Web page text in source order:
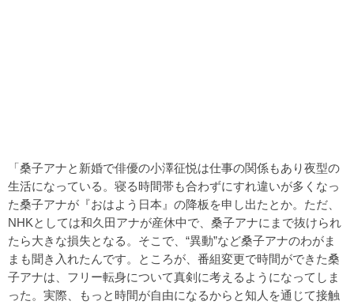
「桑子アナと新婚で俳優の小澤征悦は仕事の関係もあり夜型の
生活になっている。寝る時間帯も合わずにすれ違いが多くなっ
た桑子アナが『おはよう日本』の降板を申し出たとか。ただ、
NHKとしては和久田アナが産休中で、桑子アナにまで抜けられ
たら大きな損失となる。そこで、“異動”など桑子アナのわがま
まも聞き入れたんです。ところが、番組変更で時間ができた桑
子アナは、フリー転身について真剣に考えるようになってしま
った。実際、もっと時間が自由になるからと知人を通じて接触